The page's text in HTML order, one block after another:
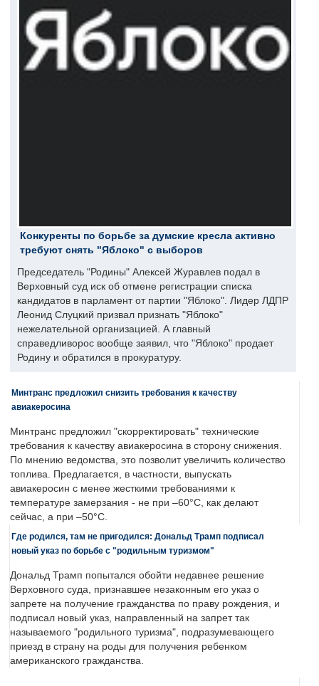
Конкуренты по борьбе за думские кресла активно
требуют снять "Яблоко" с выборов
Председатель "Родины" Алексей Журавлев подал в
Верховный суд иск об отмене регистрации списка
кандидатов в парламент от партии "Яблоко". Лидер ЛДПР
Леонид Слуцкий призвал признать "Яблоко"
нежелательной организацией. А главный
справедливорос вообще заявил, что "Яблоко" продает
Родину и обратился в прокуратуру.
Минтранс предложил снизить требования к качеству
авиакеросина
Минтранс предложил "скорректировать" технические
требования к качеству авиакеросина в сторону снижения.
По мнению ведомства, это позволит увеличить количество
топлива. Предлагается, в частности, выпускать
авиакеросин с менее жесткими требованиями к
температуре замерзания - не при –60°C, как делают
сейчас, а при –50°C.
Где родился, там не пригодился: Дональд Трамп подписал
новый указ по борьбе с "родильным туризмом"
Дональд Трамп попытался обойти недавнее решение
Верховного суда, признавшее незаконным его указ о
запрете на получение гражданства по праву рождения, и
подписал новый указ, направленный на запрет так
называемого "родильного туризма", подразумевающего
приезд в страну на роды для получения ребенком
американского гражданства.